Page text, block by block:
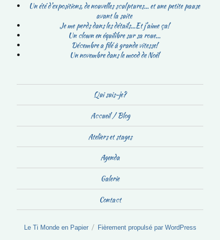
Un été d’expositions, de nouvelles sculptures… et une petite pause
avant la suite
Je me perds dans les détails…Et j’aime ça!
Un clown en équilibre sur sa roue…
Décembre a filé à grande vitesse!
Un novembre dans le mood de Noël
Qui suis-je?
Accueil / Blog
Ateliers et stages
Agenda
Galerie
Contact
Le Ti Monde en Papier Fièrement propulsé par WordPress